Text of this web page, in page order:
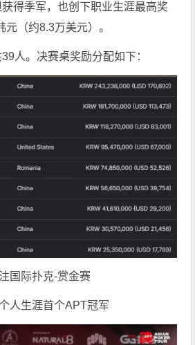
得季军，也创下职业生涯最高奖
（约8.3万美元）。
人。决赛桌奖励分配如下：
国际扑克-赏金赛
人生涯首个APT冠军